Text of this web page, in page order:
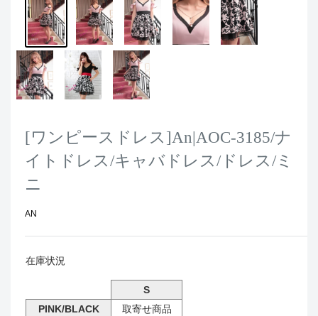
[ワンピースドレス]An|AOC-3185/ナ
イトドレス/キャバドレス/ドレス/ミ
ニ
AN
在庫状況
S
PINK/BLACK
取寄せ商品